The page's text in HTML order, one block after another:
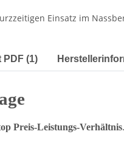
(1)
Preis-Leistungs-Verhältnis.